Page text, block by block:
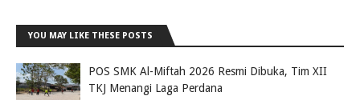
YOU MAY LIKE THESE POSTS
POS SMK Al-Miftah 2026 Resmi Dibuka, Tim XII
TKJ Menangi Laga Perdana